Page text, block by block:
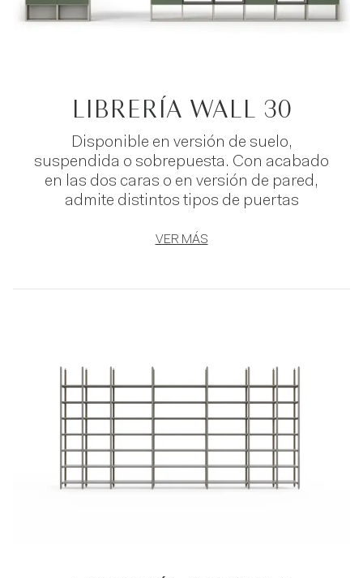
LIBRERÍA WALL 30
Disponible en versión de suelo,
suspendida o sobrepuesta. Con acabado
en las dos caras o en versión de pared,
admite distintos tipos de puertas
VER MÁS